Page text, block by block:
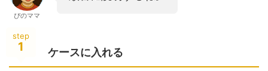
ぴのママ
step
1 ケースに入れる